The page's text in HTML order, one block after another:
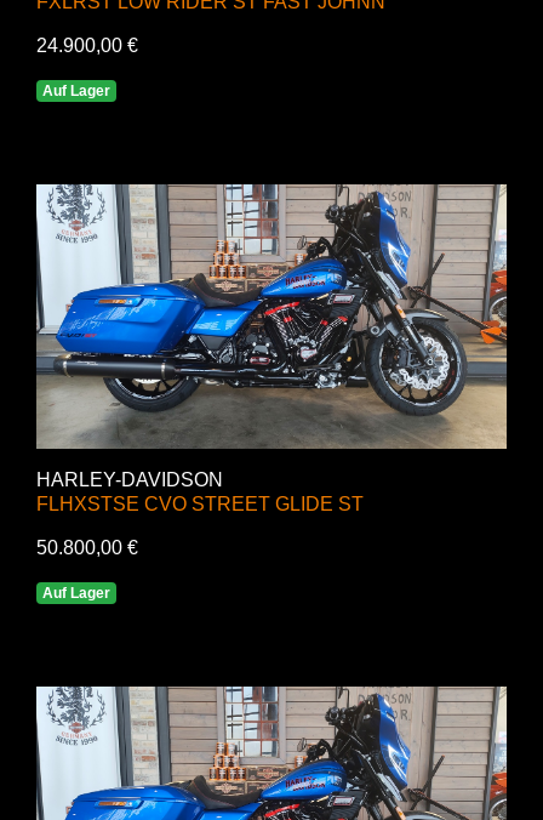
24.900,00 €
Auf Lager
HARLEY-DAVIDSON
FLHXSTSE CVO STREET GLIDE ST
50.800,00 €
Auf Lager